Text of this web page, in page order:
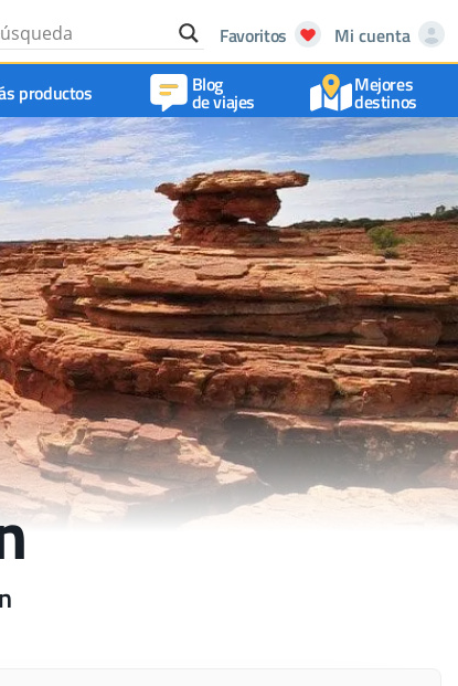
Favoritos
Mi cuenta
productos Blog
de viajes
Mejores
destinos